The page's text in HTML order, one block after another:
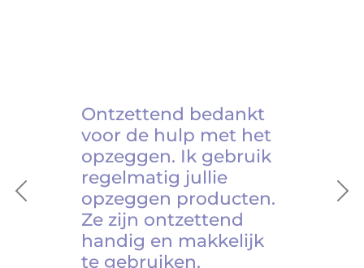
Previous
Ontzettend bedankt
voor de hulp met het
opzeggen. Ik gebruik
regelmatig jullie
opzeggen producten.
Ze zijn ontzettend
handig en makkelijk
te gebruiken.